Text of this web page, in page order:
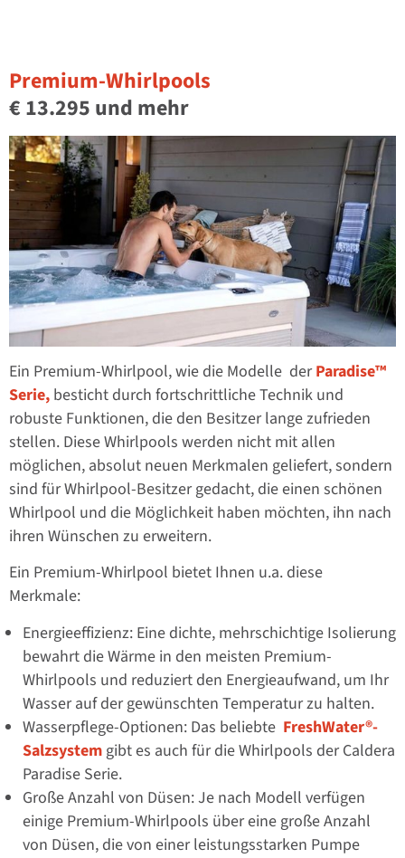
Premium-Whirlpools
€ 13.295 und mehr
Ein Premium-Whirlpool, wie die Modelle derParadise™
Serie, besticht durch fortschrittliche Technik und
robuste Funktionen, die den Besitzer lange zufrieden
stellen. Diese Whirlpools werden nicht mit allen
möglichen, absolut neuen Merkmalen geliefert, sondern
sind für Whirlpool-Besitzer gedacht, die einen schönen
Whirlpool und die Möglichkeit haben möchten, ihn nach
ihren Wünschen zu erweitern.
Ein Premium-Whirlpool bietet Ihnen u.a. diese
Merkmale:
Energieeffizienz: Eine dichte, mehrschichtige Isolierung
bewahrt die Wärme in den meisten Premium-
Whirlpools und reduziert den Energieaufwand, um Ihr
Wasser auf der gewünschten Temperatur zu halten.
Wasserpflege-Optionen: Das beliebte FreshWater®-
Salzsystem gibt es auch für die Whirlpools der Caldera
Paradise Serie.
Große Anzahl von Düsen: Je nach Modell verfügen
einige Premium-Whirlpools über eine große Anzahl
von Düsen, die von einer leistungsstarken Pumpe